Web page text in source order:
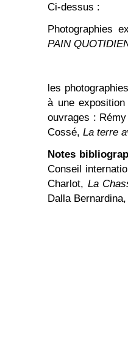
Ci-dessus :
Photographies
PAIN
les
à une
ouvrages :
Cossé, La terre
Notes
Conseil
Charlot, La
Dalla Bernardina,